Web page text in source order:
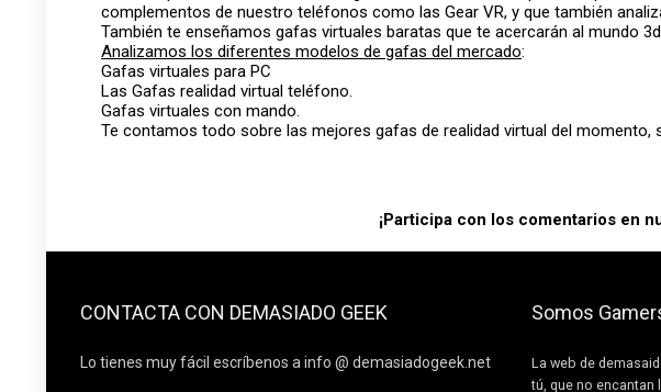
complementos de nuestro teléfonos como las Gear VR, y que también
También te enseñamos gafas virtuales baratas que te acercarán al mundo
Analizamos los diferentes modelos de gafas del mercado:
Gafas virtuales para PC
Las Gafas realidad virtual teléfono.
Gafas virtuales con mando.
Te contamos todo sobre las mejores gafas de realidad virtual del
¡Participa con los comentarios en
CONTACTA CON DEMASIADO GEEK
Lo tienes muy fácil escríbenos a info @ demasiadogeek.net
Somos
La web de
tú, que no